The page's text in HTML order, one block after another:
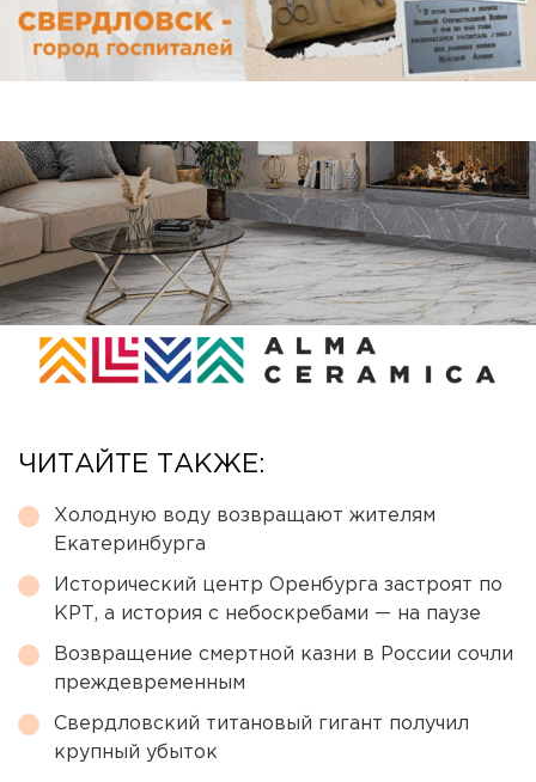
ЧИТАЙТЕ ТАКЖЕ:
Холодную воду возвращают жителям
Екатеринбурга
Исторический центр Оренбурга застроят по
КРТ, а история с небоскребами — на паузе
Возвращение смертной казни в России сочли
преждевременным
Свердловский титановый гигант получил
крупный убыток